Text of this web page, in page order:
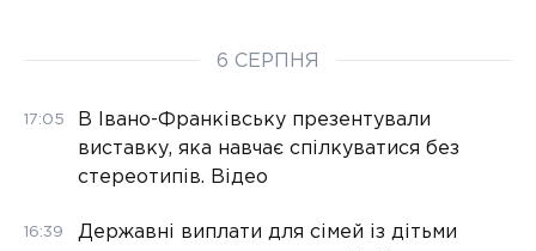
6 СЕРПНЯ
17:05
В Івано-Франківську презентували
виставку, яка навчає спілкуватися без
стереотипів. Відео
16:39
Державні виплати для сімей із дітьми